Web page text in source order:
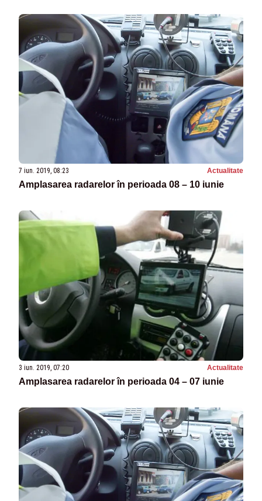
7 iun. 2019, 08:23 Actualitate
Amplasarea radarelor în perioada 08 – 10 iunie
3 iun. 2019, 07:20 Actualitate
Amplasarea radarelor în perioada 04 – 07 iunie